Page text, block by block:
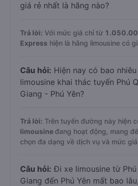
giá rẻ nhất là hãng nào?
Trả lời: Với mức giá chỉ từ
Express hiện là hãng limousine có
Câu hỏi: Hiện nay có bao
limousine khai thác tuyến Phú
Giang - Phú Yên?
Trả lời: Trên tuyến đường này hiện
limousine đang hoạt động, mang
chọn đa dạng về dịch vụ và mức
Câu hỏi: Đi xe limousine từ
Giang đến Phú Yên mất bao